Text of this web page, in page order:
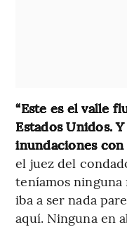
“Este es el valle
Estados Unidos.
inundaciones con
el juez del
teníamos
iba a ser nada
aquí. Ninguna en